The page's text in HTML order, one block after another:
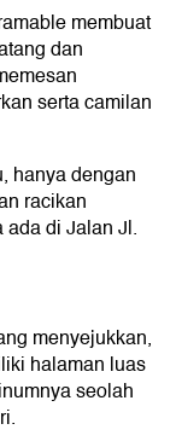
membuat
dan
serta camilan
hanya dengan
racikan
ada di Jalan Jl.
menyejukkan,
halaman luas
seolah